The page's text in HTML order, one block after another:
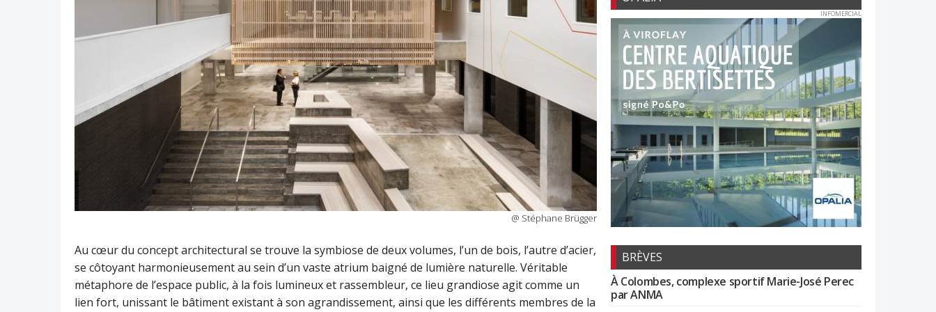
@ Stéphane Brügger
Au cœur du concept architectural se trouve la symbiose de deux volumes, l’un de bois, l’autre d’acier,
se côtoyant harmonieusement au sein d’un vaste atrium baigné de lumière naturelle. Véritable
métaphore de l’espace public, à la fois lumineux et rassembleur, ce lieu grandiose agit comme un
lien fort, unissant le bâtiment existant à son agrandissement, ainsi que les différents membres de la
INFOMERCIAL
BRÈVES
À Colombes, complexe sportif Marie-José Perec
par ANMA